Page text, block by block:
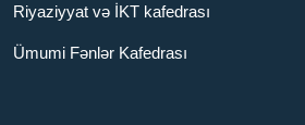
Riyaziyyat və İKT kafedrası
Ümumi Fənlər Kafedrası